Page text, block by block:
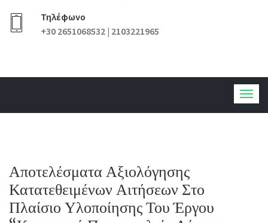
Τηλέφωνο
+30 2651068532 | 2103221965
Αποτελέσματα Αξιολόγησης
Κατατεθειμένων Αιτήσεων Στο
Πλαίσιο Υλοποίησης Του Έργου